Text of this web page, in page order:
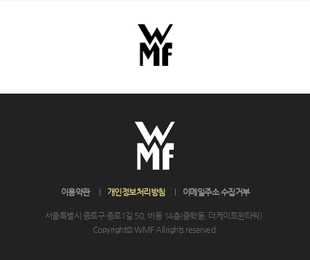
이용약관 개인정보처리방침 이메일주소 수집거부
서울특별시 종로구 종로1길 50, 비동 14층(중학동, 더케이트윈타워)
Copyright© WMF Allrights reserved.